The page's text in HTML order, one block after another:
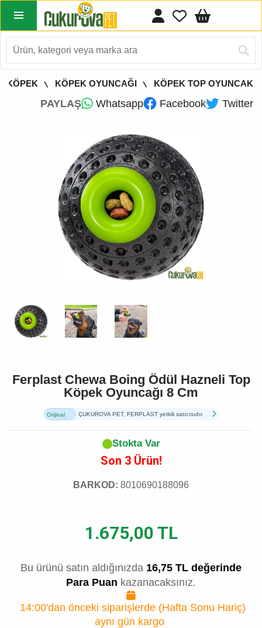
KÖPEK KÖPEK OYUNCAĞI KÖPEK TOP OYUNCAK
PAYLAŞ Whatsapp Facebook Twitter
Ferplast Chewa Boing Ödül Hazneli Top
Köpek Oyuncağı 8 Cm
Orijinal
ÇUKUROVA PET, FERPLAST yetkili satıcısıdır.
Stokta Var
Son 3 Ürün!
BARKOD: 8010690188096
1.675,00 TL
Bu ürünü satın aldığınızda 16,75 TL değerinde
Para Puan kazanacaksınız.
14:00'dan önceki siparişlerde (Hafta Sonu Hariç)
aynı gün kargo